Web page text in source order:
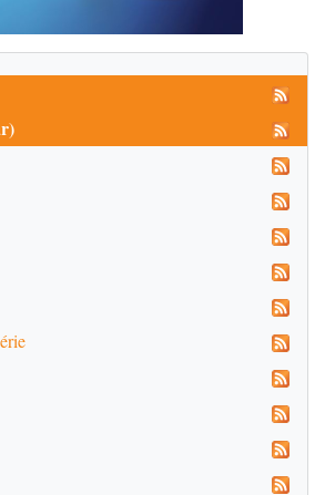
o lugar do meio como centro
parte dividiram-na os Antigos -
partes: a Ásia e a Europa. A
da Europa, razão pela qual